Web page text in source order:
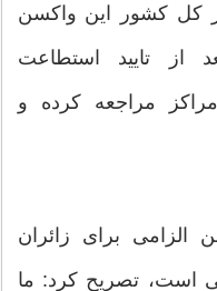
کل کشور این واکسن
از تایید استطاعت
مراجعه کرده و
الزامی برای زائران
مننژیت ۴ ظرفیتی است، تصریح کرد: ما